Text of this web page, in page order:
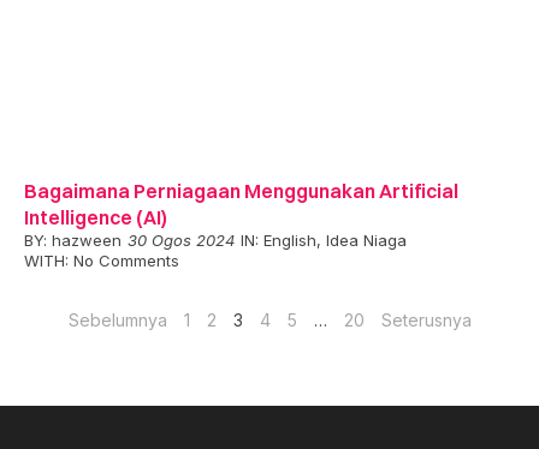
Bagaimana Perniagaan Menggunakan Artificial
Intelligence (AI)
BY: hazween 30 Ogos 2024 IN: English, Idea Niaga
WITH: No Comments
Sebelumnya 1 2 3 4 5 … 20 Seterusnya